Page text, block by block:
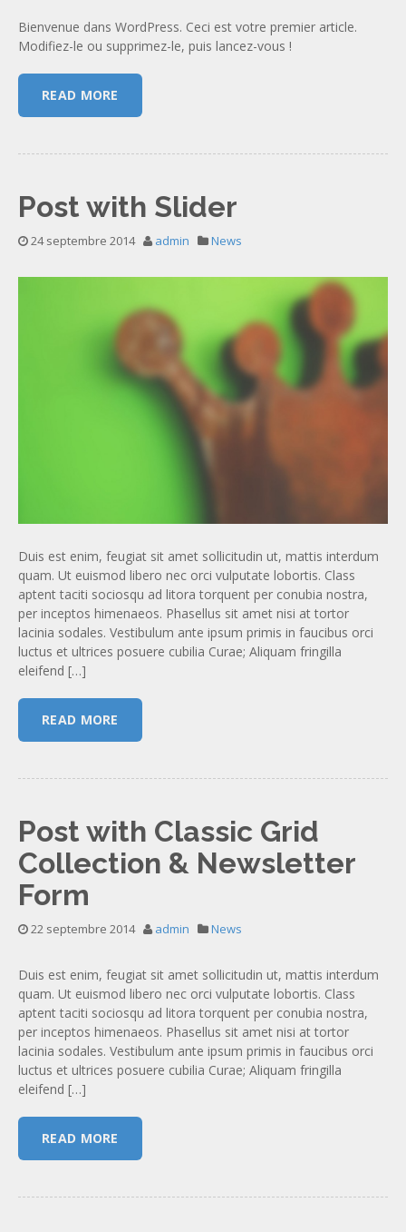
Bienvenue dans WordPress. Ceci est votre premier article.
Modifiez-le ou supprimez-le, puis lancez-vous !
READ MORE
Post with Slider
24 septembre 2014 admin News
Duis est enim, feugiat sit amet sollicitudin ut, mattis interdum
quam. Ut euismod libero nec orci vulputate lobortis. Class
aptent taciti sociosqu ad litora torquent per conubia nostra,
per inceptos himenaeos. Phasellus sit amet nisi at tortor
lacinia sodales. Vestibulum ante ipsum primis in faucibus orci
luctus et ultrices posuere cubilia Curae; Aliquam fringilla
eleifend […]
READ MORE
Post with Classic Grid
Collection & Newsletter
Form
22 septembre 2014 admin News
Duis est enim, feugiat sit amet sollicitudin ut, mattis interdum
quam. Ut euismod libero nec orci vulputate lobortis. Class
aptent taciti sociosqu ad litora torquent per conubia nostra,
per inceptos himenaeos. Phasellus sit amet nisi at tortor
lacinia sodales. Vestibulum ante ipsum primis in faucibus orci
luctus et ultrices posuere cubilia Curae; Aliquam fringilla
eleifend […]
READ MORE